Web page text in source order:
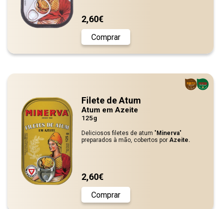
2,60€
Comprar
Filete de Atum
Atum em Azeite
125g
Deliciosos filetes de atum " Minerva"
preparados à mão, cobertos por Azeite.
2,60€
Comprar